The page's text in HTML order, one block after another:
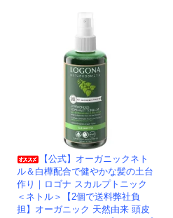
【公式】オーガニックネト
ル＆白樺配合で健やかな髪の土台
作り｜ロゴナ スカルプトニック
＜ネトル＞【2個で送料弊社負
担】オーガニック 天然由来 頭皮